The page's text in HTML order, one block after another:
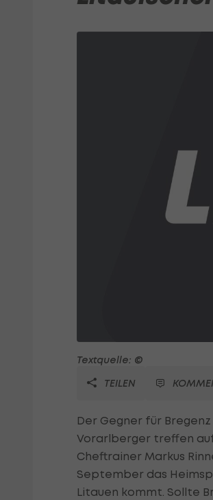
Textquelle: ©
TEILEN
Der Gegner für
Vorarlberger treffen
Cheftrainer Markus
September das
Litauen kommt. Sollte